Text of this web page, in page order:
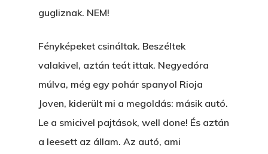
gugliznak. NEM!
Fényképeket csináltak. Beszéltek
valakivel, aztán teát ittak. Negyedóra
múlva, még egy pohár spanyol Rioja
Joven, kiderült mi a megoldás: másik autó.
Le a smicivel pajtások, well done! És aztán
a leesett az állam. Az autó, ami